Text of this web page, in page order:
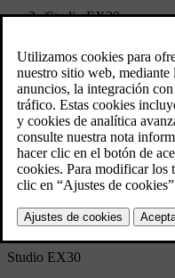
/Studio EX30
Studio EX30
5/20/2024
Marcador
Compartir
Descargar
Studio EX30